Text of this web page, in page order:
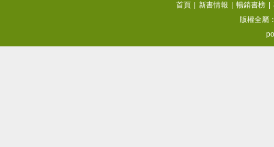
首頁 新書情報 暢銷書榜
版權全屬